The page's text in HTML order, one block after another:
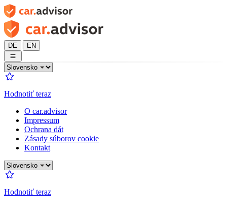
DE | EN
Hodnotiť teraz
O car.advisor
Impressum
Ochrana dát
Zásady súborov cookie
Kontakt
Hodnotiť teraz